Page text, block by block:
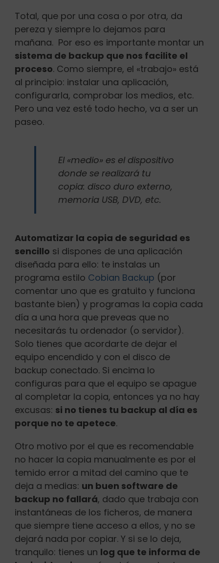
Total, que por una cosa o por otra, da
pereza y siempre lo dejamos para
mañana. Por eso es importante montar un
sistema de backup que nos facilite el
proceso. Como siempre, el «trabajo» está
al principio: instalar una aplicación,
configurarla, comprobar los medios, etc.
Pero una vez esté todo hecho, va a ser un
paseo.
El «medio» es el dispositivo
donde se realizará tu
copia: disco duro externo,
memoria USB, DVD, etc.
Automatizar la copia de seguridad es
sencillo si dispones de una aplicación
diseñada para ello: te instalas un
programa estilo Cobian Backup (por
comentar uno que es gratuito y funciona
bastante bien) y programas la copia cada
día a una hora que preveas que no
necesitarás tu ordenador (o servidor).
Solo tienes que acordarte de dejar el
equipo encendido y con el disco de
backup conectado. Si encima lo
configuras para que el equipo se apague
al completar la copia, entonces ya no hay
excusas: si no tienes tu backup al día es
porque no te apetece.
Otro motivo por el que es recomendable
no hacer la copia manualmente es por el
temido error a mitad del camino que te
deja a medias: un buen software de
backup no fallará, dado que trabaja con
instantáneas de los ficheros, de manera
que siempre tiene acceso a ellos, y no se
dejará nada por copiar. Y si se lo deja,
tranquilo: tienes un log que te informa de